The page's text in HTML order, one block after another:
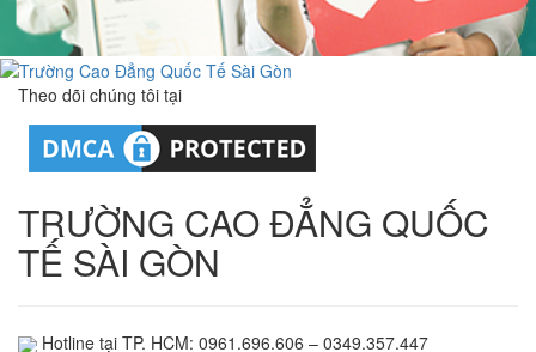
Theo dõi chúng tôi tại
TRƯỜNG CAO ĐẲNG QUỐC
TẾ SÀI GÒN
Hotline tại TP. HCM: 0961.696.606 – 0349.357.447